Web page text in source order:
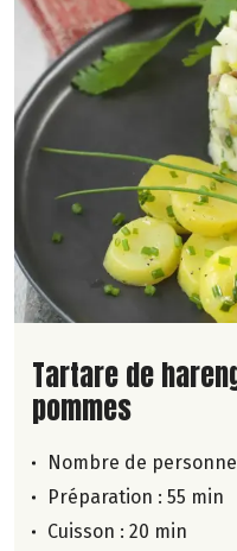
Lire la suite de
Tartare de
pommes
Nombre de
Préparation : 55 min
Cuisson : 20 min